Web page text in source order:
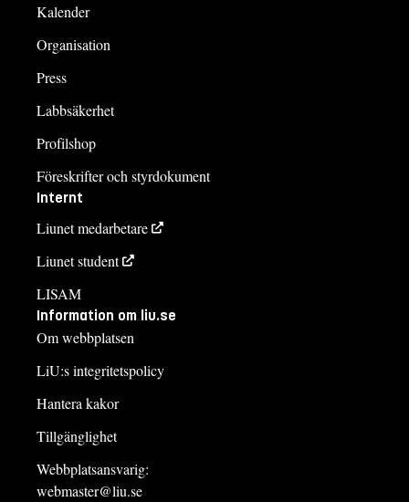
Kalender
Organisation
Press
Labbsäkerhet
Profilshop
Föreskrifter och styrdokument
Internt
Liunet medarbetare
Liunet student
LISAM
Information om liu.se
Om webbplatsen
LiU:s integritetspolicy
Hantera kakor
Tillgänglighet
Webbplatsansvarig:
webmaster@liu.se